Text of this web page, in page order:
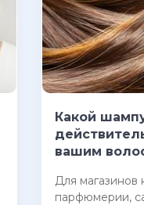
Какой
вашим
Для магазинов
парфюмерии,